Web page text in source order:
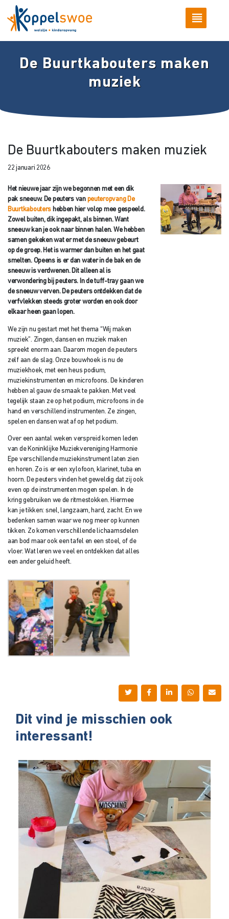
De Buurtkabouters maken
muziek
De Buurtkabouters maken muziek
22 januari 2026
Het nieuwe jaar zijn we begonnen met een dik
pak sneeuw. De peuters van peuteropvang De
Buurtkabouters hebben hier volop mee gespeeld.
Zowel buiten, dik ingepakt, als binnen. Want
sneeuw kan je ook naar binnen halen. We hebben
samen gekeken wat er met de sneeuw gebeurt
op de groep. Het is warmer dan buiten en het gaat
smelten. Opeens is er dan water in de bak en de
sneeuw is verdwenen. Dit alleen al is
verwondering bij peuters. In de tuff-tray gaan we
de sneeuw verven. De peuters ontdekken dat de
verfvlekken steeds groter worden en ook door
elkaar heen gaan lopen.
We zijn nu gestart met het thema “Wij maken
muziek”. Zingen, dansen en muziek maken
spreekt enorm aan. Daarom mogen de peuters
zelf aan de slag. Onze bouwhoek is nu de
muziekhoek, met een heus podium,
muziekinstrumenten en microfoons. De kinderen
hebben al gauw de smaak te pakken. Met veel
tegelijk staan ze op het podium, microfoons in de
hand en verschillend instrumenten. Ze zingen,
spelen en dansen wat af op het podium.
Over een aantal weken verspreid komen leden
van de Koninklijke Muziekvereniging Harmonie
Epe verschillende muziekinstrument laten zien
en horen. Zo is er een xylofoon, klarinet, tuba en
hoorn. De peuters vinden het geweldig dat zij ook
even op de instrumenten mogen spelen. In de
kring gebruiken we de ritmestokken. Hiermee
kan je tikken: snel, langzaam, hard, zacht. En we
bedenken samen waar we nog meer op kunnen
tikken. Zo komen verschillende lichaamsdelen
aan bod maar ook een tafel en een stoel, of de
vloer. Wat leren we veel en ontdekken dat alles
een ander geluid heeft.
Dit vind je misschien ook
interessant!